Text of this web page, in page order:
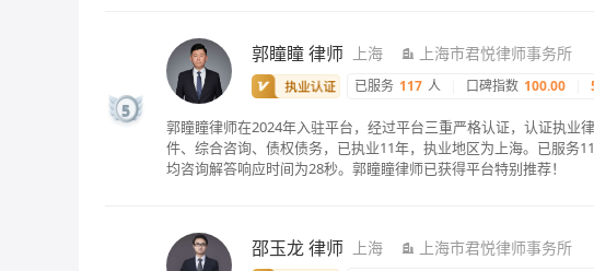
5
郭瞳瞳律师 上海 上海市君悦律师事务所
已服务 117 人 口碑指数 100.00
郭瞳瞳律师在2024年入驻平台，经过平台三重严格认证，认证执业
件、综合咨询、债权债务，已执业11年，执业地区为上海。已服务
均咨询解答响应时间为28秒。郭瞳瞳律师已获得平台特别推荐！
邵玉龙律师 上海 上海市君悦律师事务所